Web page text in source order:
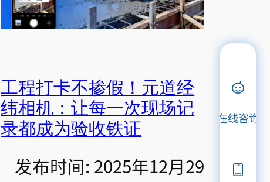
工程打卡不掺假！元道经
纬相机：让每一次现场记
录都成为验收铁证
发布时间: 2025年12月29
在线咨询